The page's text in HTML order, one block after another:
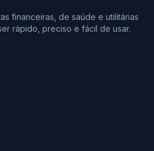
financeiras, de saúde e utilitárias
rápido, preciso e fácil de usar.